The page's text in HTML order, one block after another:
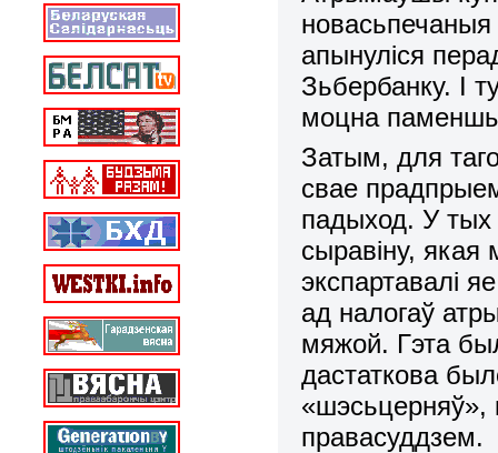
новасьпечаныя
апынуліся
Зьбербанку. І
моцна
Затым, для
свае
падыход. У тых
сыравіну,
экспартавалі
ад налогаў
мяжой. Гэта
дастаткова
«шэсьцерняў»,
правасуддзем.